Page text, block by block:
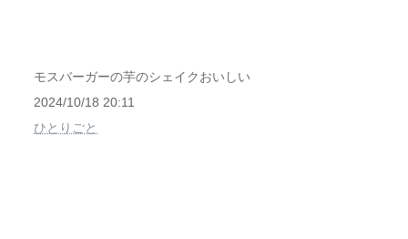
モスバーガーの芋のシェイクおいしい
2024/10/18 20:11
ひとりごと